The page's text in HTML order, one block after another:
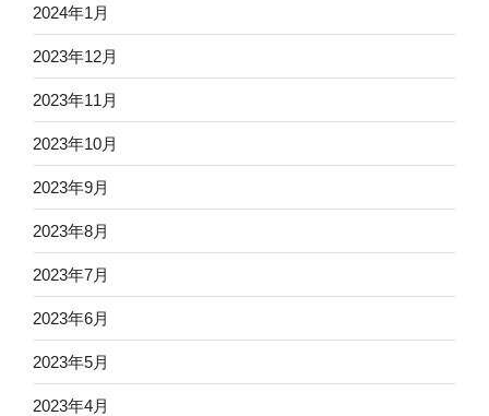
2024年1月
2023年12月
2023年11月
2023年10月
2023年9月
2023年8月
2023年7月
2023年6月
2023年5月
2023年4月